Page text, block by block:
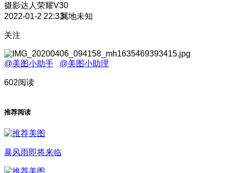
摄影达人 荣耀V30
2022-01-2 22:33属地未知
关注
@美图小助手 @美图小助理
602阅读
推荐阅读
暴风雨即将来临